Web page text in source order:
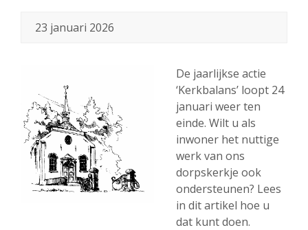
23 januari 2026
De jaarlijkse actie
‘Kerkbalans’ loopt 24
januari weer ten
einde. Wilt u als
inwoner het nuttige
werk van ons
dorpskerkje ook
ondersteunen? Lees
in dit artikel hoe u
dat kunt doen.